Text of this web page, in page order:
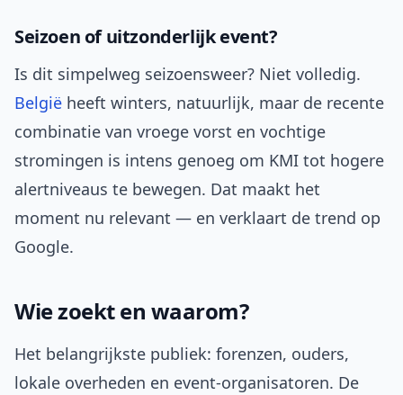
Seizoen of uitzonderlijk event?
Is dit simpelweg seizoensweer? Niet volledig.
België heeft winters, natuurlijk, maar de recente
combinatie van vroege vorst en vochtige
stromingen is intens genoeg om KMI tot hogere
alertniveaus te bewegen. Dat maakt het
moment nu relevant — en verklaart de trend op
Google.
Wie zoekt en waarom?
Het belangrijkste publiek: forenzen, ouders,
lokale overheden en event-organisatoren. De